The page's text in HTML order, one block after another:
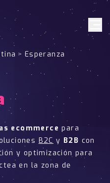
> Esperanza
ecommerce para
B2C y B2B con
y optimización para
en la zona de